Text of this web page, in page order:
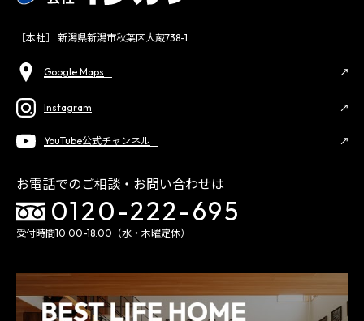
［本社］ 新潟県新潟市秋葉区大蔵738-1
Google Maps
Instagram
YouTube公式チャンネル
お電話でのご相談・お問い合わせは
0120-222-695
受付時間10:00-18:00（水・木曜定休）